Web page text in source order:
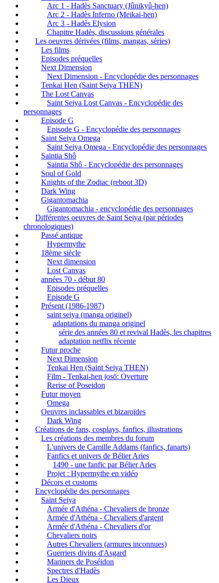
Arc 1 - Hadès Sanctuary (Jûnikyû-hen)
Arc 2 - Hadès Inferno (Meikai-hen)
Arc 3 - Hadès Elysion
Chapitre Hadès, discussions générales
Les oeuvres dérivées (films, mangas, séries)
Les films
Episodes préquelles
Next Dimension
Next Dimension - Encyclopédie des personnages
Tenkai Hen (Saint Seiya THEN)
The Lost Canvas
Saint Seiya Lost Canvas - Encyclopédie des
personnages
Episode G
Episode G - Encyclopédie des personnages
Saint Seiya Omega
Saint Seiya Omega - Encyclopédie des personnages
Saintia Shô
Saintia Shô - Encyclopédie des personnages
Soul of Gold
Knights of the Zodiac (reboot 3D)
Dark Wing
Gigantomachia
Gigantomachia - encyclopédie des personnages
Différentes oeuvres de Saint Seiya (par périodes
chronologiques)
Passé antique
Hypermythe
18ème siècle
Next dimension
Lost Canvas
années 70 - début 80
Episodes préquelles
Episode G
Présent (1986-1987)
saint seiya (manga originel)
adaptations du manga originel
série des années 80 et revival Hadès, les chapitres
adaptation netflix récente
Futur proche
Next Dimension
Tenkai Hen (Saint Seiya THEN)
Film - Tenkai-hen josō: Overture
Rerise of Poseidon
Futur moyen
Omega
Oeuvres inclassables et bizaroïdes
Dark Wing
Créations de fans, cosplays, fanfics, illustrations
Les créations des membres du forum
L'univers de Camille Addams (fanfics, fanarts)
Fanfics et univers de Bélier Aries
1490 - une fanfic par Bélier Aries
Projet : Hypermythe en vidéo
Décors et customs
Encyclopédie des personnages
Saint Seiya
Armée d'Athéna - Chevaliers de bronze
Armée d'Athéna - Chevaliers d'argent
Armée d'Athéna - Chevaliers d'or
Chevaliers noirs
Autres Chevaliers (armures inconnues)
Guerriers divins d'Asgard
Mariners de Poséidon
Spectres d'Hadès
Les Dieux